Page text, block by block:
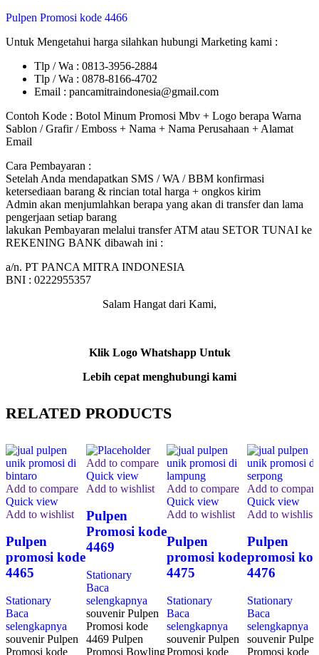
Pulpen Promosi kode 4466
Untuk Mengetahui harga silahkan hubungi Marketing kami :
Tlp / Wa : 0813-3956-2884
Tlp / Wa : 0878-8166-4702
Email : pancamitraindonesia@gmail.com
Contoh Kode : Botol Minum Promosi Mbv + Logo berapa Warna
Sablon / Grafir / Emboss + Nama + Nama Perusahaan + Alamat
Email
Cara Pembayaran :
Setelah Anda mendapatkan SMS / WA / BBM konfirmasi
ketersediaan barang & rincian total harga + ongkos kirim
Admin akan menjumlahkan berapa yang akan di transfer dan lama
pengerjaan setiap barang
lakukan Pembayaran melalui transfer ATM atau SETOR TUNAI ke
REKENING BANK dibawah ini :
a/n. PT PANCA MITRA INDONESIA
BNI : 0222955357
Salam Hangat dari Kami,
Klik Logo Whatshapp Untuk
Lebih cepat menghubungi kami
RELATED PRODUCTS
Add to compare
Quick view
Add to wishlist
Pulpen
promosi kode
4465
Stationary
Baca
selengkapnya
souvenir Pulpen
Promosi kode
Add to compare
Quick view
Add to wishlist
Pulpen
Promosi kode
4469
Stationary
Baca
selengkapnya
souvenir Pulpen
Promosi kode
4469 Pulpen
Promosi Bowling
Add to compare
Quick view
Add to wishlist
Pulpen
promosi kode
4475
Stationary
Baca
selengkapnya
souvenir Pulpen
Promosi kode
Add to compare
Quick view
Add to wishlist
Pulpen
promosi
4476
Stationary
Baca
selengkapnya
souvenir Pulpen
Promosi kode